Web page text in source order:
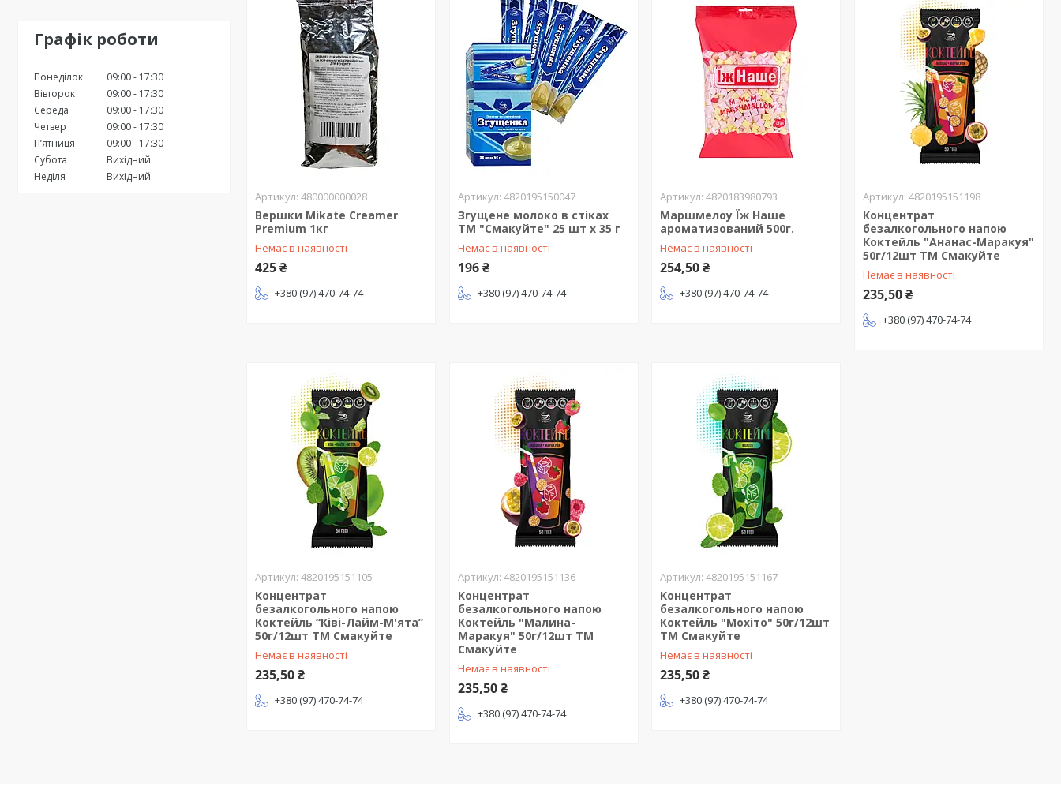
Графік роботи
Понеділок 09:00
17:30
Вівторок
09:00
17:30
Середа
09:00
17:30
Четвер
09:00
17:30
Пʼятниця
09:00
17:30
Субота
Вихідний
Неділя
Вихідний
480000000028
Вершки Mikate Creamer
Premium 1кг
Немає в наявності
425 ₴
+380 (97) 470-74-74
4820195150047
Згущене молоко в стіках
ТМ "Смакуйте" 25 шт х 35 г
Немає в наявності
196 ₴
+380 (97) 470-74-74
4820183980793
Маршмелоу Їж Наше
ароматизований 500г.
Немає в наявності
254,50 ₴
+380 (97) 470-74-74
4820195151198
Концентрат
безалкогольного напою
Коктейль "Ананас-Маракуя"
50г/12шт ТМ Смакуйте
Немає в наявності
235,50 ₴
+380 (97) 470-74-74
4820195151105
Концентрат
безалкогольного напою
Коктейль “Ківі-Лайм-М'ята”
50г/12шт ТМ Смакуйте
Немає в наявності
235,50 ₴
+380 (97) 470-74-74
4820195151136
Концентрат
безалкогольного напою
Коктейль "Малина-
Маракуя" 50г/12шт ТМ
Смакуйте
Немає в наявності
235,50 ₴
+380 (97) 470-74-74
4820195151167
Концентрат
безалкогольного напою
Коктейль "Мохіто" 50г/12шт
ТМ Смакуйте
Немає в наявності
235,50 ₴
+380 (97) 470-74-74